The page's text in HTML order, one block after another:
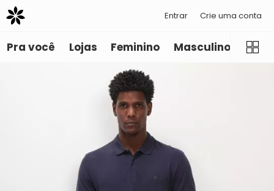
Entrar Crie uma conta
Pra você Lojas Feminino Masculino